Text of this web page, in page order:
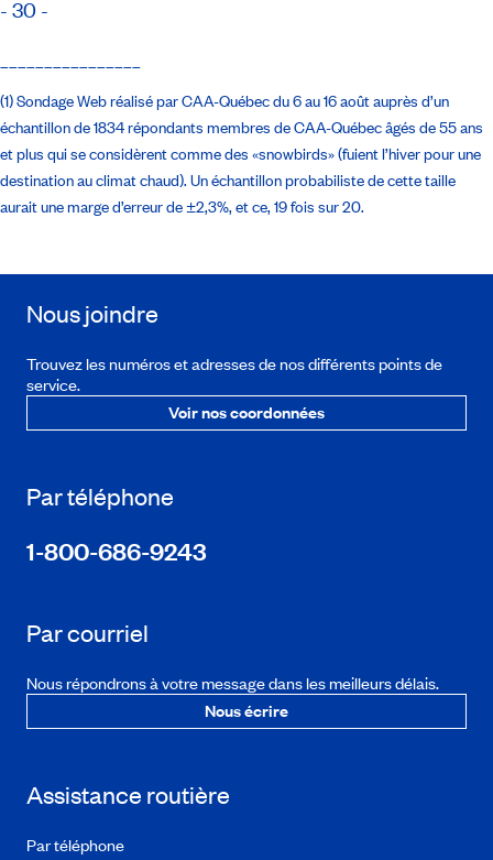
- 30 -
(1) Sondage Web réalisé par CAA-Québec du 6 au 16 août auprès d’un
échantillon de 1834 répondants membres de CAA-Québec âgés de 55 ans
et plus qui se considèrent comme des «snowbirds» (fuient l’hiver pour une
destination au climat chaud). Un échantillon probabiliste de cette taille
aurait une marge d’erreur de ±2,3%, et ce, 19 fois sur 20.
Nous joindre
Trouvez les numéros et adresses de nos différents points de
service.
Voir nos coordonnées
Par téléphone
1-800-686-9243
Par courriel
Nous répondrons à votre message dans les meilleurs délais.
Nous écrire
Assistance routière
Par téléphone